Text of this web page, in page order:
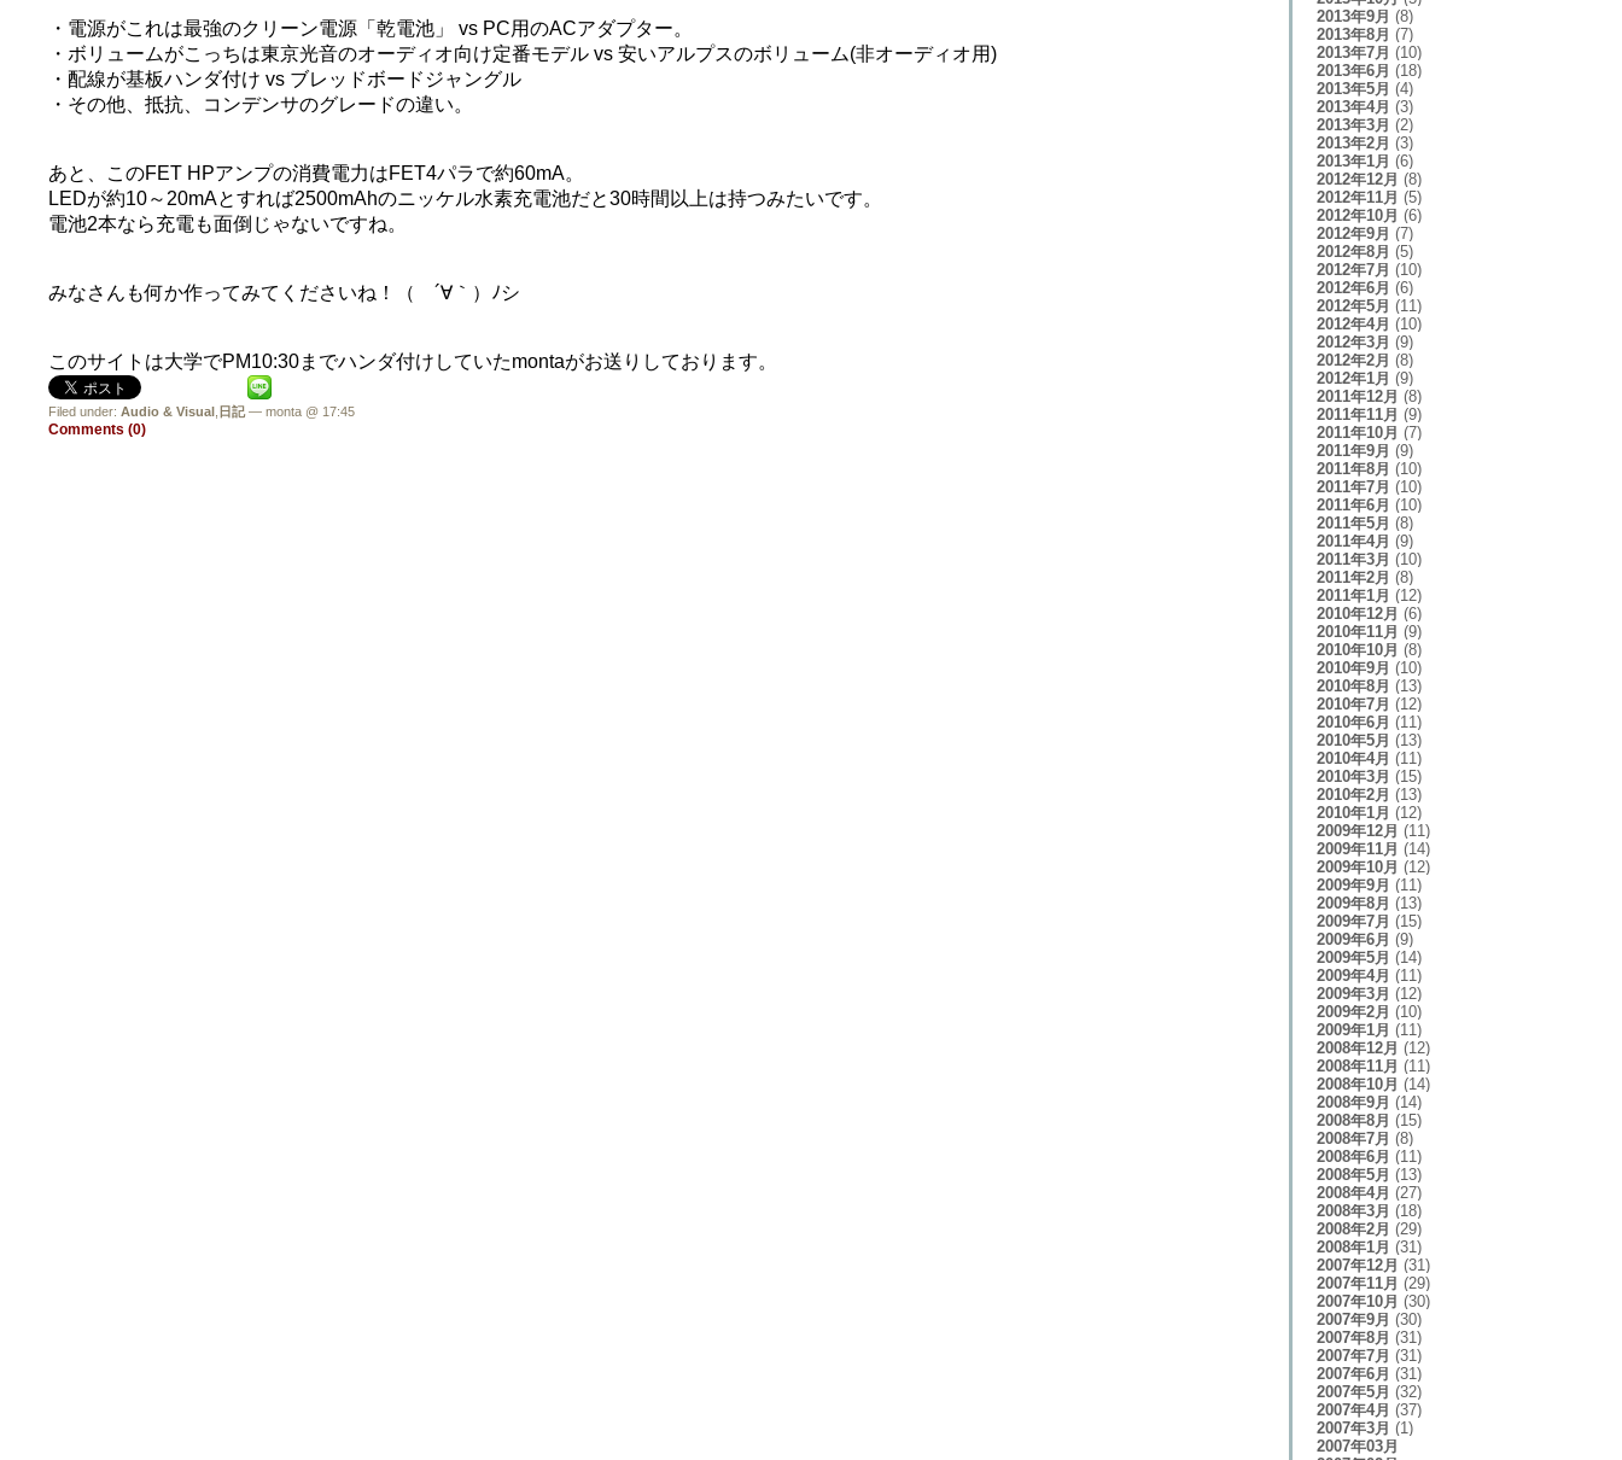
・電源がこれは最強のクリーン電源「乾電池」 vs PC用のACアダプター。
・ボリュームがこっちは東京光音のオーディオ向け定番モデル vs 安いアルプスのボリューム(非オーディオ用)
・配線が基板ハンダ付け vs ブレッドボードジャングル
・その他、抵抗、コンデンサのグレードの違い。
あと、このFET HPアンプの消費電力はFET4パラで約60mA。
LEDが約10～20mAとすれば2500mAhのニッケル水素充電池だと30時間以上は持つみたいです。
電池2本なら充電も面倒じゃないですね。
みなさんも何か作ってみてくださいね！（ ´∀｀）ﾉシ
このサイトは大学でPM10:30までハンダ付けしていたmontaがお送りしております。
Filed under: Audio & Visual 日記— monta @ 17:45
Comments (0)
2013年9月 (8)
2013年8月 (7)
2013年7月 (10)
2013年6月 (18)
2013年5月 (4)
2013年4月 (3)
2013年3月 (2)
2013年2月 (3)
2013年1月 (6)
2012年12月 (8)
2012年11月 (5)
2012年10月 (6)
2012年9月 (7)
2012年8月 (5)
2012年7月 (10)
2012年6月 (6)
2012年5月 (11)
2012年4月 (10)
2012年3月 (9)
2012年2月 (8)
2012年1月 (9)
2011年12月 (8)
2011年11月 (9)
2011年10月 (7)
2011年9月 (9)
2011年8月 (10)
2011年7月 (10)
2011年6月 (10)
2011年5月 (8)
2011年4月 (9)
2011年3月 (10)
2011年2月 (8)
2011年1月 (12)
2010年12月 (6)
2010年11月 (9)
2010年10月 (8)
2010年9月 (10)
2010年8月 (13)
2010年7月 (12)
2010年6月 (11)
2010年5月 (13)
2010年4月 (11)
2010年3月 (15)
2010年2月 (13)
2010年1月 (12)
2009年12月 (11)
2009年11月 (14)
2009年10月 (12)
2009年9月 (11)
2009年8月 (13)
2009年7月 (15)
2009年6月 (9)
2009年5月 (14)
2009年4月 (11)
2009年3月 (12)
2009年2月 (10)
2009年1月 (11)
2008年12月 (12)
2008年11月 (11)
2008年10月 (14)
2008年9月 (14)
2008年8月 (15)
2008年7月 (8)
2008年6月 (11)
2008年5月 (13)
2008年4月 (27)
2008年3月 (18)
2008年2月 (29)
2008年1月 (31)
2007年12月 (31)
2007年11月 (29)
2007年10月 (30)
2007年9月 (30)
2007年8月 (31)
2007年7月 (31)
2007年6月 (31)
2007年5月 (32)
2007年4月 (37)
2007年3月 (1)
2007年03月